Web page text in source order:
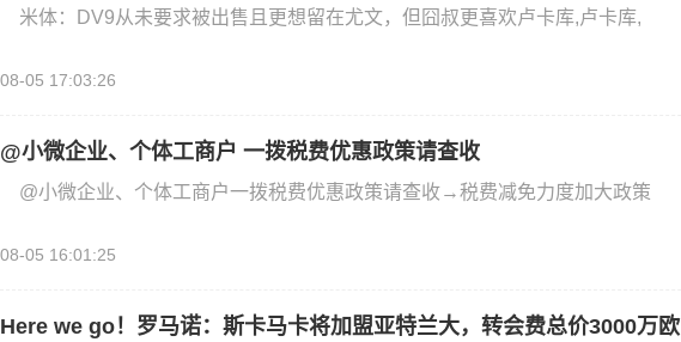
米体：DV9从未要求被出售且更想留在尤文，但囧叔更喜欢卢卡库,卢卡库,
08-05 17:03:26
@小微企业、个体工商户 一拨税费优惠政策请查收
@小微企业、个体工商户一拨税费优惠政策请查收→税费减免力度加大政策
08-05 16:01:25
Here we go！罗马诺：斯卡马卡将加盟亚特兰大，转会费总价3000万欧